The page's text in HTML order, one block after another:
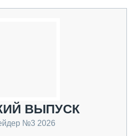
ВЫПУСК
№3 2026